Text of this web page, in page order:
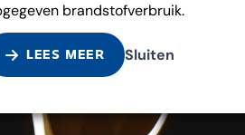
brandstofverbruik.
LEES MEER Sluiten